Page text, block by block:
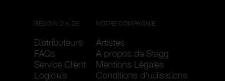
BESOIN D'AIDE
Distributeurs
FAQs
Service Client
Logiciels
NOTRE COMPAGNIE
Artistes
A propos de Stagg
Mentions Légales
Conditions d'utilisations